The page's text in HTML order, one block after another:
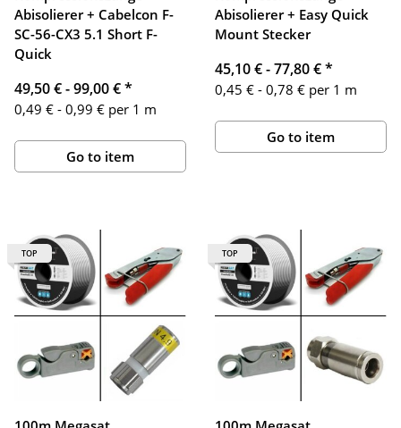
Abisolierer + Cabelcon F-
SC-56-CX3 5.1 Short F-
Quick
49,50 € -99,00 €*
0,49 € - 0,99 € per 1 m
Go to item
Abisolierer + Easy Quick
Mount Stecker
45,10 € -77,80 €*
0,45 € - 0,78 € per 1 m
Go to item
TOP TOP